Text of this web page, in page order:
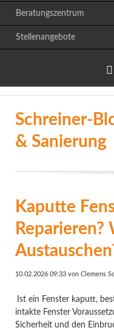
Beratungszentrum
Stellenangebote
Schreiner-
& Sanierung
Kaputte
Reparieren?
10.02.2026 09:33von Clemens
Ist ein Fenster kaputt,
intakte Fenster
Sicherheit und den